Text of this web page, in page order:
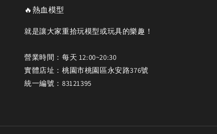
🔥熱血模型
就是讓大家重拾玩模型或玩具的樂趣！
營業時間：每天 12:00~20:30
實體店址：桃園市桃園區永安路376號
統一編號：83121395